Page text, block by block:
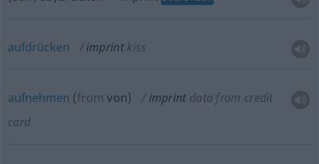
aufdrücken imprint kiss
aufnehmen (from von) imprint data from credit
card